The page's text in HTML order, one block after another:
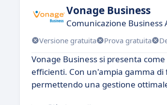
Vonage Business
Comunicazione
Versione gratuita Prova gratuita
Vonage Business si presenta
efficienti. Con un'ampia gamma
permettendo una gestione